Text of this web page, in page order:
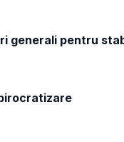
generali pentru